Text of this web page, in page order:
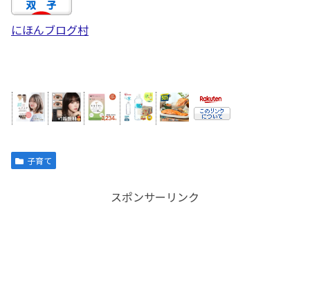
にほんブログ村
子育て
スポンサーリンク